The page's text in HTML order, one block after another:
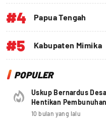
#4 Papua Tengah
#5 Kabupaten Mimika
POPULER
Uskup Bernardus
Hentikan
10 bulan yang lalu